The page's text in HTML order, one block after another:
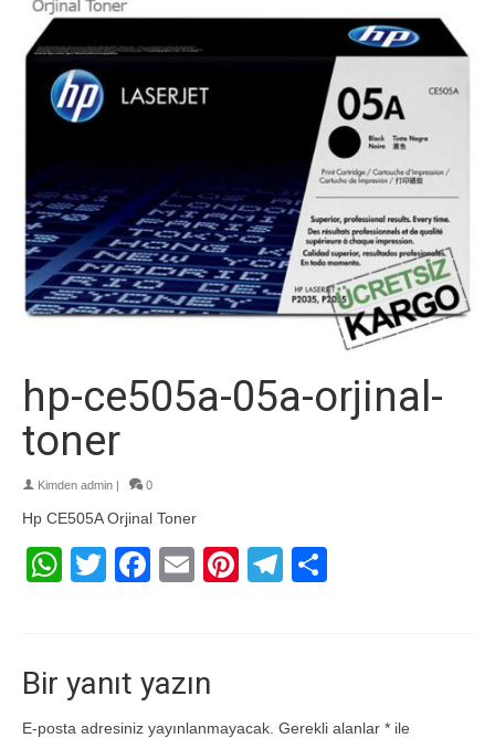
hp-ce505a-05a-orjinal-
toner
Kimden admin | 0
Hp CE505A Orjinal Toner
WhatsApp
Twitter
Facebook
EmailPinterest
Telegram
Bir yanıt yazın
E-posta adresiniz yayınlanmayacak. Gerekli alanlar * ile